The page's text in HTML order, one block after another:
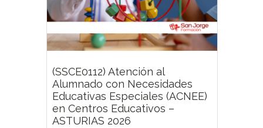
(SSCE0112) Atención al
Alumnado con Necesidades
Educativas Especiales (ACNEE)
en Centros Educativos –
ASTURIAS 2026